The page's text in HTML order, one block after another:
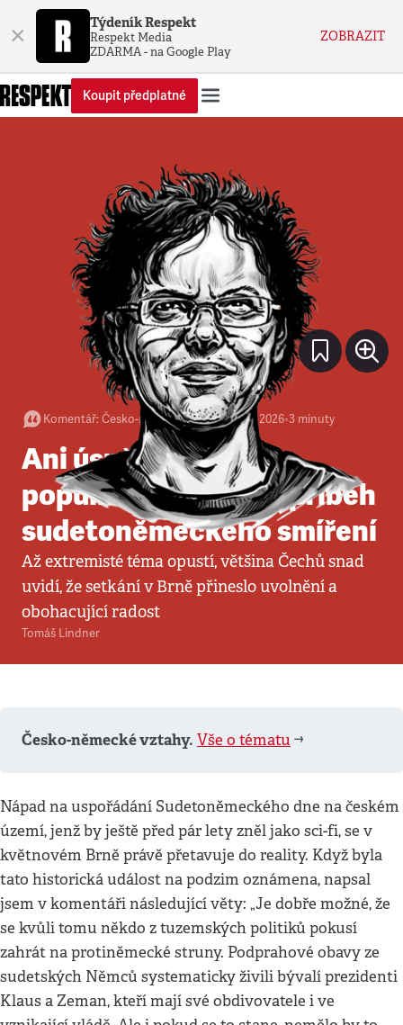
× Týdeník Respekt
Respekt Media
ZDARMA - na Google Play
ZOBRAZIT
Koupit předplatné
Komentář:Česko-německé vztahy•22. 5. 2026•3 minuty
Ani úspěšné tažení
populistů nezastaví příběh
sudetoněmeckého smíření
Až extremisté téma opustí, většina Čechů snad
uvidí, že setkání v Brně přineslo uvolnění a
obohacující radost
Tomáš Lindner
Česko-německé vztahy. Vše o tématu ➡️
Nápad na uspořádání Sudetoněmeckého dne na českém
území, jenž by ještě před pár lety zněl jako sci-fi, se v
květnovém Brně právě přetavuje do reality. Když byla
tato historická událost na podzim oznámena, napsal
jsem v komentáři následující věty: „Je dobře možné, že
se kvůli tomu někdo z tuzemských politiků pokusí
zahrát na protiněmecké struny. Podprahové obavy ze
sudetských Němců systematicky živili bývalí prezidenti
Klaus a Zeman, kteří mají své obdivovatele i ve